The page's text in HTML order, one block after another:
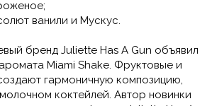
ванили и Мускус.
бренд Juliette Has A Gun объявил
Miami Shake. Фруктовые и
гармоничную композицию,
коктейлей. Автор новинки